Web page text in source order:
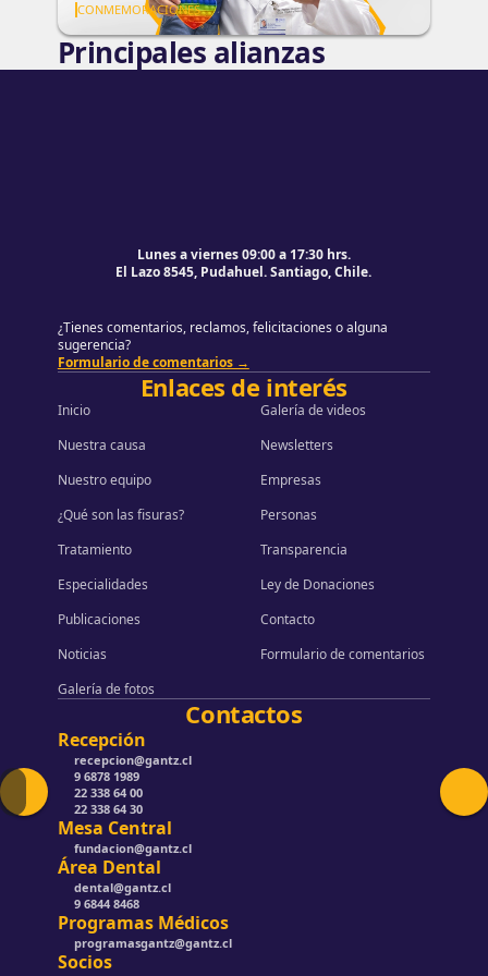
ningún niño en Chile quede sin
tratamiento
CONMEMORACIONES
Principales alianzas
Lunes a viernes 09:00 a 17:30 hrs.
El Lazo 8545, Pudahuel. Santiago, Chile.
¿Tienes comentarios, reclamos, felicitaciones o alguna
sugerencia?
Formulario de comentarios →
Enlaces de interés
Inicio
Nuestra causa
Nuestro equipo
¿Qué son las fisuras?
Tratamiento
Especialidades
Publicaciones
Noticias
Galería de fotos
Galería de videos
Newsletters
Empresas
Personas
Transparencia
Ley de Donaciones
Contacto
Formulario de comentarios
Contactos
Recepción
recepcion@gantz.cl
9 6878 1989
22 338 64 00
22 338 64 30
Mesa Central
fundacion@gantz.cl
Área Dental
dental@gantz.cl
9 6844 8468
Programas Médicos
programasgantz@gantz.cl
Socios